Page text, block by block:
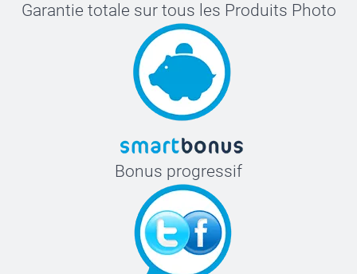
Garantie totale sur tous les Produits Photo
Bonus progressif